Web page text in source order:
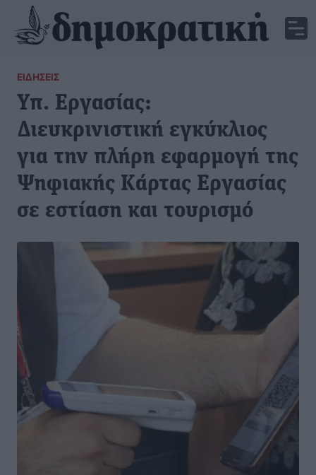
ΕΙΔΉΣΕΙΣ
Υπ. Εργασίας:
Διευκρινιστική εγκύκλιος
για την πλήρη εφαρμογή της
Ψηφιακής Κάρτας Εργασίας
σε εστίαση και τουρισμό